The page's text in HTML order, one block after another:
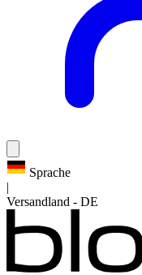
Sprache
|
Versandland - DE